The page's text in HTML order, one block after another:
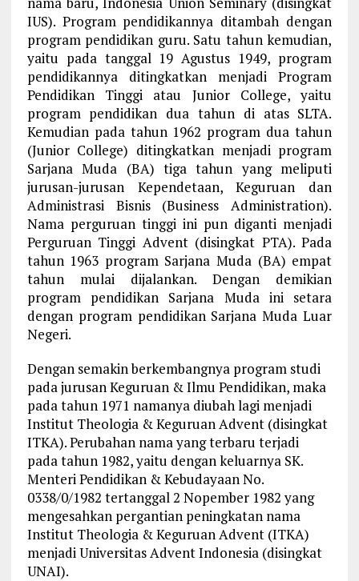
IUS). Program pendidikannya ditambah dengan
program pendidikan guru. Satu tahun kemudian,
yaitu pada tanggal 19 Agustus 1949, program
pendidikannya ditingkatkan menjadi Program
Pendidikan Tinggi atau Junior College, yaitu
program pendidikan dua tahun di atas SLTA.
Kemudian pada tahun 1962 program dua tahun
(Junior College) ditingkatkan menjadi program
Sarjana Muda (BA) tiga tahun yang meliputi
jurusan-jurusan Kependetaan, Keguruan dan
Administrasi Bisnis (Business Administration).
Nama perguruan tinggi ini pun diganti menjadi
Perguruan Tinggi Advent (disingkat PTA). Pada
tahun 1963 program Sarjana Muda (BA) empat
tahun mulai dijalankan. Dengan demikian
program pendidikan Sarjana Muda ini setara
dengan program pendidikan Sarjana Muda Luar
Negeri.
Dengan semakin berkembangnya program studi
pada jurusan Keguruan & Ilmu Pendidikan, maka
pada tahun 1971 namanya diubah lagi menjadi
Institut Theologia & Keguruan Advent (disingkat
ITKA). Perubahan nama yang terbaru terjadi
pada tahun 1982, yaitu dengan keluarnya SK.
Menteri Pendidikan & Kebudayaan No.
0338/0/1982 tertanggal 2 Nopember 1982 yang
mengesahkan pergantian peningkatan nama
Institut Theologia & Keguruan Advent (ITKA)
menjadi Universitas Advent Indonesia (disingkat
UNAI).